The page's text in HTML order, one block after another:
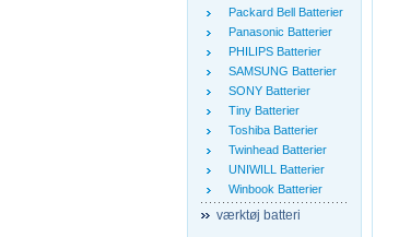
Packard Bell Batterier
Panasonic Batterier
PHILIPS Batterier
SAMSUNG Batterier
SONY Batterier
Tiny Batterier
Toshiba Batterier
Twinhead Batterier
UNIWILL Batterier
Winbook Batterier
værktøj batteri